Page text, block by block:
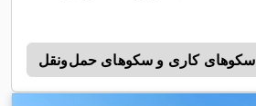
سکوهای کاری و سکوهای حمل‌ونقل